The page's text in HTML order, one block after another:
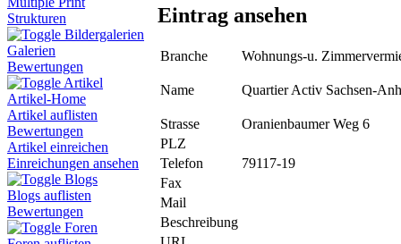
Strukturen
Bildergalerien
Galerien
Bewertungen
Artikel
Artikel-Home
Artikel auflisten
Bewertungen
Artikel einreichen
Einreichungen ansehen
Blogs
Blogs auflisten
Bewertungen
Foren
Eintrag ansehen
Branche Wohnungs-u.
Name Quartier Activ Sachsen-
Strasse
Oranienbaumer Weg 6
PLZ
Telefon
79117-19
Fax
Mail
Beschreibung